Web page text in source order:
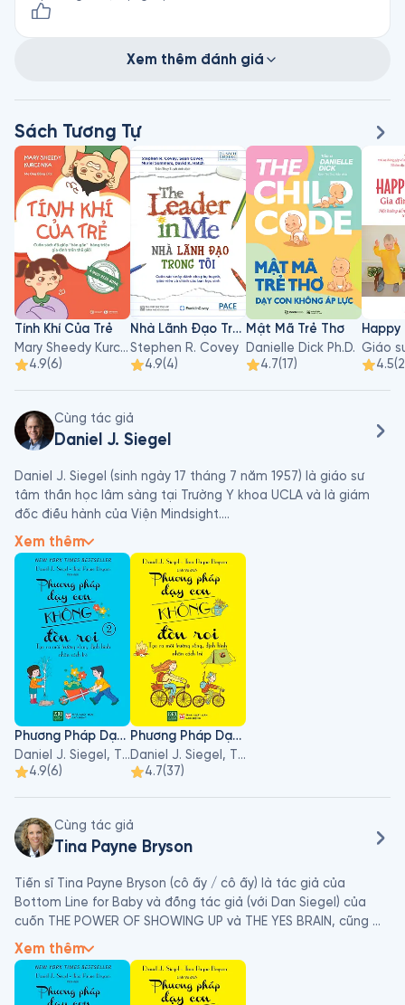
Xem thêm đánh giá
Sách Tương Tự
Tính Khí Của Trẻ
Mary Sheedy Kurcinka
4.9(6)
Nhà Lãnh Đạo Trong Tôi
Stephen R. Covey
4.9(4)
Mật Mã Trẻ Thơ
Danielle Dick Ph.D.
4.7(17) 4.5(
Cùng tác giả
Daniel J. Siegel
Daniel J. Siegel (sinh ngày 17 tháng 7 năm 1957) là giáo sư
tâm thần học lâm sàng tại Trường Y khoa UCLA và là giám
đốc điều hành của Viện Mindsight.
Daniel J. Siegel nhận bằng y khoa tại Trường Y Harvard và
hoàn thành chương trình đào tạo sau đại học y khoa tại UCLA
với chương trình đào tạo về nhi khoa và tâm thần học trẻ em,
thanh thiếu niên và người lớn. Ông từng là thành viên của
Viện Nghiên cứu Sức khỏe Tâm thần Quốc gia tại UCLA,
nghiên cứu các tương tác trong gia đình với trọng tâm là trải
nghiệm gắn bó ảnh hưởng như thế nào đến cảm xúc, hành vi,
ký ức tự truyện và tường thuật.
Xem thêm
Phương Pháp Dạy Con Không Đòn Roi - Tập 2
Daniel J. Siegel, Tina Payne Bryson
4.9(6)
Phương Pháp Dạy Con Không Đòn Roi
Daniel J. Siegel, Tina Payne Bryson
4.7(37)
Cùng tác giả
Tina Payne Bryson
Tiến sĩ Tina Payne Bryson (cô ấy / cô ấy) là tác giả của
Bottom Line for Baby và đồng tác giả (với Dan Siegel) của
cuốn THE POWER OF SHOWING UP và THE YES BRAIN, cũng
như hai cuốn sách bán chạy nhất của Thời báo New York -
CON TRẺ TOÀN THÂN và KỶ LUẬT KHÔNG RÚT RA - mỗi cuốn
đã được dịch sang hơn năm mươi thứ tiếng. THE WHOLE-
BRAIN CHILD hiện đã bán được hơn một triệu bản.
Xem thêm